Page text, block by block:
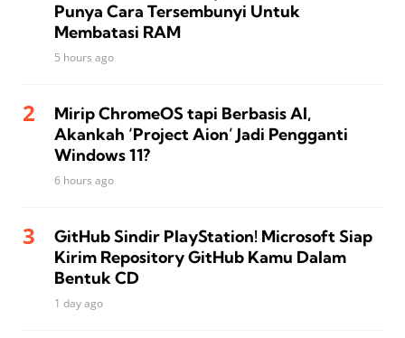
Punya Cara Tersembunyi Untuk
Membatasi RAM
5 hours ago
Mirip ChromeOS tapi Berbasis AI,
Akankah ‘Project Aion’ Jadi Pengganti
Windows 11?
6 hours ago
GitHub Sindir PlayStation! Microsoft Siap
Kirim Repository GitHub Kamu Dalam
Bentuk CD
1 day ago